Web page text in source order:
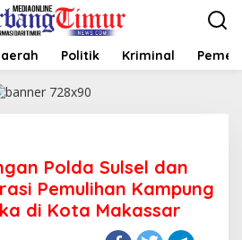
Politik Kriminal
Polda Sulsel dan
Pemulihan Kampung
di Kota Makassar